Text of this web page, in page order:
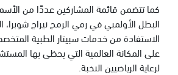
كما تتضمن قائمة المشاركين عددًا من
البطل الأولمبي في رمي الرمح نيراج
الاستفادة من خدمات سبيتار الطبية
على المكانة العالمية التي يحظى بها
لرعاية الرياضيين النخبة.